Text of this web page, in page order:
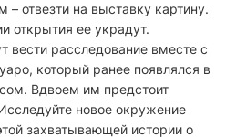
– отвезти на выставку картину.
открытия ее украдут.
вести расследование вместе с
который ранее появлялся в
Вдвоем им предстоит
новое окружение
захватывающей истории о